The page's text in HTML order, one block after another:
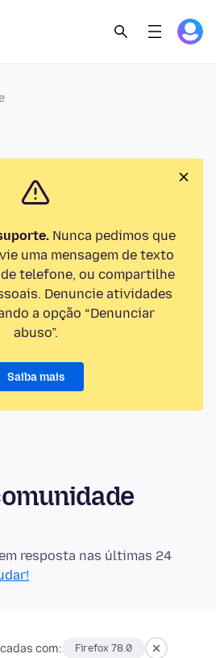
Nunca pedimos que
uma mensagem de texto
telefone, ou compartilhe
Denuncie atividades
a opção “Denunciar
abuso”.
Saiba mais
resposta nas últimas 24
com: Firefox 78.0